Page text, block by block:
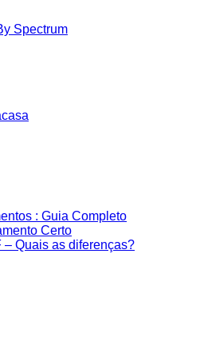
Spectrum
: Guia Completo
Certo
– Quais as diferenças?